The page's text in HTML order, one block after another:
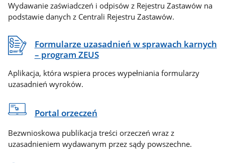
Wydawanie zaświadczeń i odpisów z Rejestru Zastawów na
podstawie danych z Centrali Rejestru Zastawów.
Formularze uzasadnień w sprawach karnych
– program ZEUS
Aplikacja, która wspiera proces wypełniania formularzy
uzasadnień wyroków.
Portal orzeczeń
Bezwnioskowa publikacja treści orzeczeń wraz z
uzasadnieniem wydawanym przez sądy powszechne.